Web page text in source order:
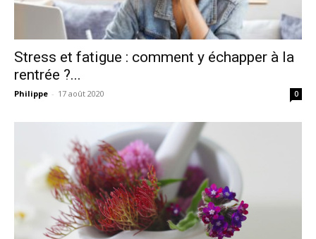
Stress et fatigue : comment y échapper à la
rentrée ?...
Philippe - 17 août 2020 0